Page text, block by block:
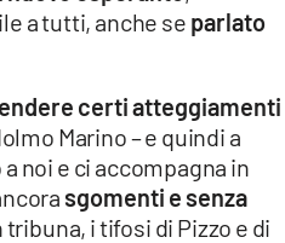
a tutti, anche se parlato
certi atteggiamenti
Marino – e quindi a
noi e ci accompagna in
sgomenti e senza
i tifosi di Pizzo e di